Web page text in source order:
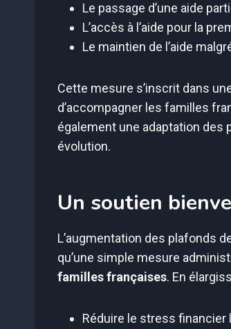
Le passage d’une aide
L’accès à l’aide pour la
Le maintien de l’aide
Cette mesure s’inscrit dans
d’accompagner les familles
également une adaptation des
évolution.
Un soutien
L’augmentation des plafonds
qu’une simple mesure
familles françaises. En
Réduire le stress financier